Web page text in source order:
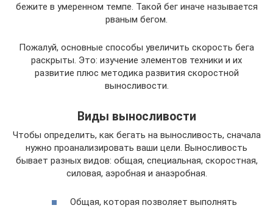
бежите в умеренном темпе. Такой бег иначе называется
рваным бегом.
Пожалуй, основные способы увеличить скорость бега
раскрыты. Это: изучение элементов техники и их
развитие плюс методика развития скоростной
выносливости.
Виды выносливости
Чтобы определить, как бегать на выносливость, сначала
нужно проанализировать ваши цели. Выносливость
бывает разных видов: общая, специальная, скоростная,
силовая, аэробная и анаэробная.
Общая, которая позволяет выполнять